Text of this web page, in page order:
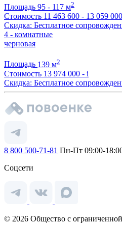
Площадь 95 - 117 м2
Стоимость 11 463 600 - 13 059 000
Скидка: Бесплатное
4 - комнатные
черновая
Площадь 139 м2
Стоимость 13 974 000 - i
Скидка: Бесплатное
8 800 500-71-81 Пн-Пт 09:00-
Соцсети
© 2026 Общество с